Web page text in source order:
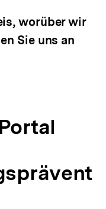
worüber wir
Sie uns an